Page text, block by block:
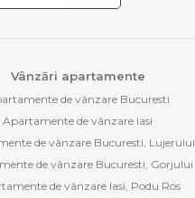
Vânzări apartamente
de vânzare Bucuresti
Apartamente de vânzare Iasi
de vânzare Bucuresti, Lujerului
de vânzare Bucuresti, Gorjului
de vânzare Iasi, Podu Ros